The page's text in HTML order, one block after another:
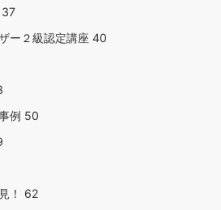
37
ー２級認定講座 40
例 50
！ 62